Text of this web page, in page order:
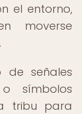
el entorno,
moverse
de señales
símbolos
tribu para